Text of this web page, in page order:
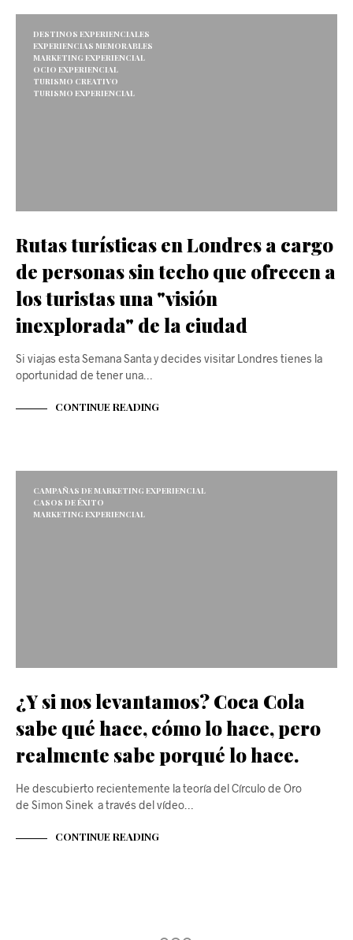
DESTINOS EXPERIENCIALES
EXPERIENCIAS MEMORABLES
MARKETING EXPERIENCIAL
OCIO EXPERIENCIAL
TURISMO CREATIVO
TURISMO EXPERIENCIAL
Rutas turísticas en Londres a cargo
de personas sin techo que ofrecen a
los turistas una "visión
inexplorada" de la ciudad
Si viajas esta Semana Santa y decides visitar Londres tienes la
oportunidad de tener una…
CONTINUE READING
CAMPAÑAS DE MARKETING EXPERIENCIAL
CASOS DE ÉXITO
MARKETING EXPERIENCIAL
¿Y si nos levantamos? Coca Cola
sabe qué hace, cómo lo hace, pero
realmente sabe porqué lo hace.
He descubierto recientemente la teoría del Círculo de Oro
de Simon Sinek a través del vídeo…
CONTINUE READING